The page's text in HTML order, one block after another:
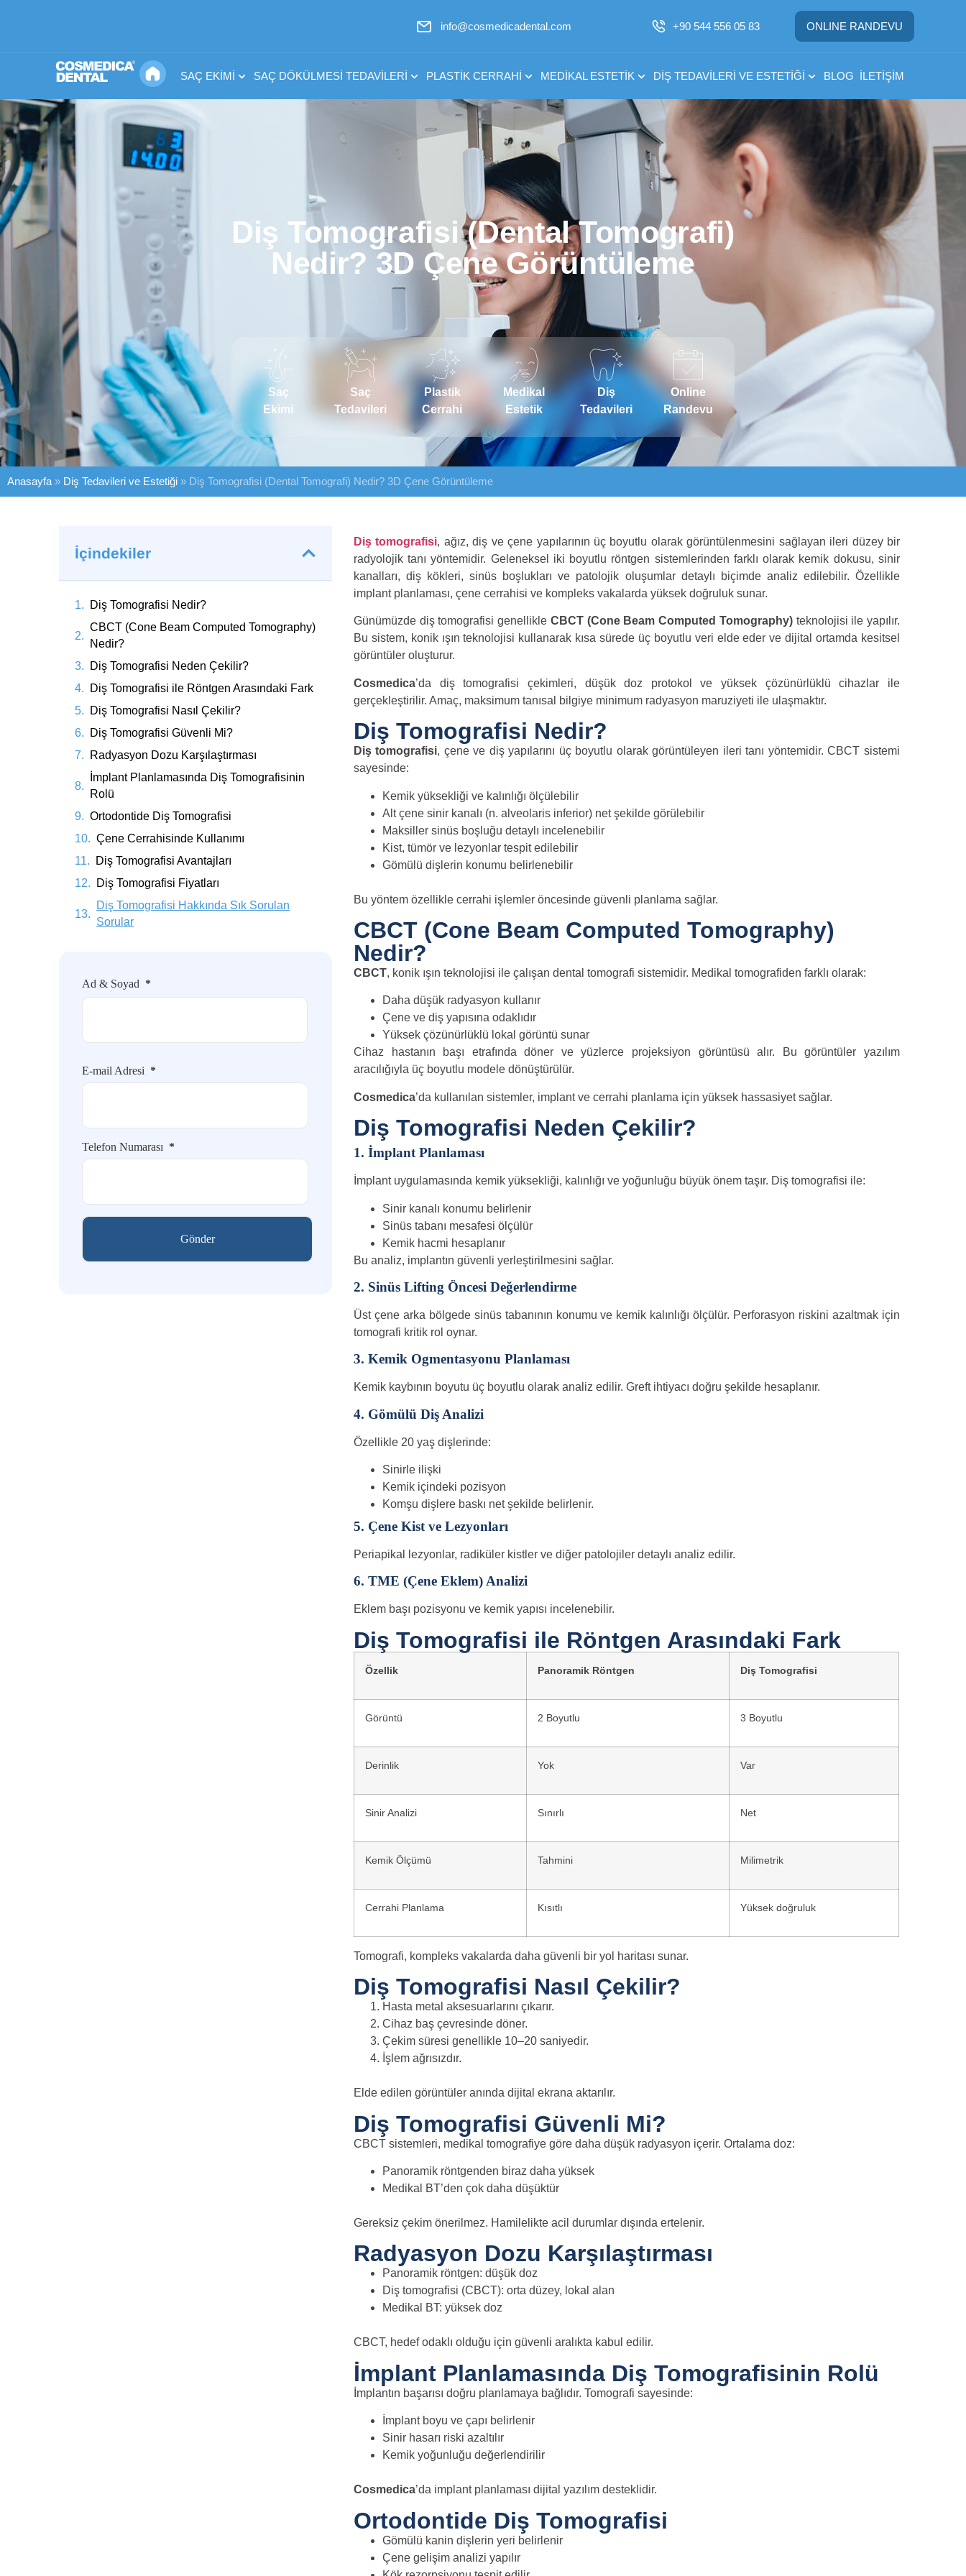
info@cosmedicadental.com +90 544 556 05 83 ONLINE RANDEVU
SAÇ EKIMI SAÇ DÖKÜLMESI TEDAVILERI PLASTIK CERRAHI MEDIKAL ESTETIK DIŞ TEDAVILERI VE ESTETIĞI BLOG İLETIŞIM
Saç
Ekimi
Saç
Tedavileri
Plastik
Cerrahi
Medikal
Estetik
Diş
Tedavileri
Online
Randevu
Diş Tomografisi (Dental Tomografi)
Nedir? 3D Çene Görüntüleme
Anasayfa » Diş Tedavileri ve Estetiği » Diş Tomografisi (Dental Tomografi) Nedir? 3D Çene Görüntüleme
İçindekiler
Diş Tomografisi Nedir?
CBCT (Cone Beam Computed Tomography)
Nedir?
Diş Tomografisi Neden Çekilir?
Diş Tomografisi ile Röntgen Arasındaki Fark
Diş Tomografisi Nasıl Çekilir?
Diş Tomografisi Güvenli Mi?
Radyasyon Dozu Karşılaştırması
İmplant Planlamasında Diş Tomografisinin
Rolü
Ortodontide Diş Tomografisi
Çene Cerrahisinde Kullanımı
Diş Tomografisi Avantajları
Diş Tomografisi Fiyatları
Diş Tomografisi Hakkında Sık Sorulan
Sorular
Ad & Soyad *
E-mail Adresi *
Telefon Numarası *
Diş tomografisi, ağız, diş ve çene yapılarının üç boyutlu olarak görüntülenmesini sağlayan ileri düzey bir
radyolojik tanı yöntemidir. Geleneksel iki boyutlu röntgen sistemlerinden farklı olarak kemik dokusu, sinir
kanalları, diş kökleri, sinüs boşlukları ve patolojik oluşumlar detaylı biçimde analiz edilebilir. Özellikle
implant planlaması, çene cerrahisi ve kompleks vakalarda yüksek doğruluk sunar.
Günümüzde diş tomografisi genellikle CBCT (Cone Beam Computed Tomography)teknolojisi ile yapılır.
Bu sistem, konik ışın teknolojisi kullanarak kısa sürede üç boyutlu veri elde eder ve dijital ortamda kesitsel
görüntüler oluşturur.
Cosmedica’da diş tomografisi çekimleri, düşük doz protokol ve yüksek çözünürlüklü cihazlar ile
gerçekleştirilir. Amaç, maksimum tanısal bilgiye minimum radyasyon maruziyeti ile ulaşmaktır.
Diş Tomografisi Nedir?
Diş tomografisi, çene ve diş yapılarını üç boyutlu olarak görüntüleyen ileri tanı yöntemidir. CBCT sistemi
sayesinde:
Kemik yüksekliği ve kalınlığı ölçülebilir
Alt çene sinir kanalı (n. alveolaris inferior) net şekilde görülebilir
Maksiller sinüs boşluğu detaylı incelenebilir
Kist, tümör ve lezyonlar tespit edilebilir
Gömülü dişlerin konumu belirlenebilir
Bu yöntem özellikle cerrahi işlemler öncesinde güvenli planlama sağlar.
CBCT (Cone Beam Computed Tomography)
Nedir?
CBCT, konik ışın teknolojisi ile çalışan dental tomografi sistemidir. Medikal tomografiden farklı olarak:
Daha düşük radyasyon kullanır
Çene ve diş yapısına odaklıdır
Yüksek çözünürlüklü lokal görüntü sunar
Cihaz hastanın başı etrafında döner ve yüzlerce projeksiyon görüntüsü alır. Bu görüntüler yazılım
aracılığıyla üç boyutlu modele dönüştürülür.
Cosmedica’da kullanılan sistemler, implant ve cerrahi planlama için yüksek hassasiyet sağlar.
Diş Tomografisi Neden Çekilir?
1. İmplant Planlaması
İmplant uygulamasında kemik yüksekliği, kalınlığı ve yoğunluğu büyük önem taşır. Diş tomografisi ile:
Sinir kanalı konumu belirlenir
Sinüs tabanı mesafesi ölçülür
Kemik hacmi hesaplanır
Bu analiz, implantın güvenli yerleştirilmesini sağlar.
2. Sinüs Lifting Öncesi Değerlendirme
Üst çene arka bölgede sinüs tabanının konumu ve kemik kalınlığı ölçülür. Perforasyon riskini azaltmak için
tomografi kritik rol oynar.
3. Kemik Ogmentasyonu Planlaması
Kemik kaybının boyutu üç boyutlu olarak analiz edilir. Greft ihtiyacı doğru şekilde hesaplanır.
4. Gömülü Diş Analizi
Özellikle 20 yaş dişlerinde:
Sinirle ilişki
Kemik içindeki pozisyon
Komşu dişlere baskı net şekilde belirlenir.
5. Çene Kist ve Lezyonları
Periapikal lezyonlar, radiküler kistler ve diğer patolojiler detaylı analiz edilir.
6. TME (Çene Eklem) Analizi
Eklem başı pozisyonu ve kemik yapısı incelenebilir.
Diş Tomografisi ile Röntgen Arasındaki Fark
Özellik Panoramik Röntgen Diş Tomografisi
Görüntü 2 Boyutlu 3 Boyutlu
Derinlik Yok Var
Sinir Analizi Sınırlı Net
Kemik Ölçümü Tahmini Milimetrik
Cerrahi Planlama Kısıtlı Yüksek doğruluk
Tomografi, kompleks vakalarda daha güvenli bir yol haritası sunar.
Diş Tomografisi Nasıl Çekilir?
Hasta metal aksesuarlarını çıkarır.
Cihaz baş çevresinde döner.
Çekim süresi genellikle 10–20 saniyedir.
İşlem ağrısızdır.
Elde edilen görüntüler anında dijital ekrana aktarılır.
Diş Tomografisi Güvenli Mi?
CBCT sistemleri, medikal tomografiye göre daha düşük radyasyon içerir. Ortalama doz:
Panoramik röntgenden biraz daha yüksek
Medikal BT’den çok daha düşüktür
Gereksiz çekim önerilmez. Hamilelikte acil durumlar dışında ertelenir.
Radyasyon Dozu Karşılaştırması
Panoramik röntgen: düşük doz
Diş tomografisi (CBCT): orta düzey, lokal alan
Medikal BT: yüksek doz
CBCT, hedef odaklı olduğu için güvenli aralıkta kabul edilir.
İmplant Planlamasında Diş Tomografisinin Rolü
İmplantın başarısı doğru planlamaya bağlıdır. Tomografi sayesinde:
İmplant boyu ve çapı belirlenir
Sinir hasarı riski azaltılır
Kemik yoğunluğu değerlendirilir
Cosmedica’da implant planlaması dijital yazılım desteklidir.
Ortodontide Diş Tomografisi
Gömülü kanin dişlerin yeri belirlenir
Çene gelişim analizi yapılır